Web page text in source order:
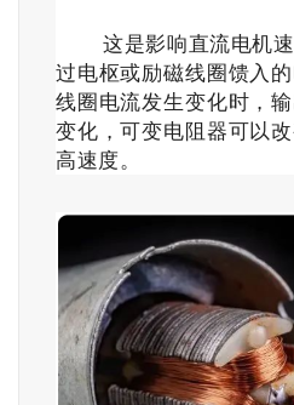
这是影响直流电机
过电枢或励磁线圈馈入
线圈电流发生变化时，
变化，可变电阻器可以
高速度。